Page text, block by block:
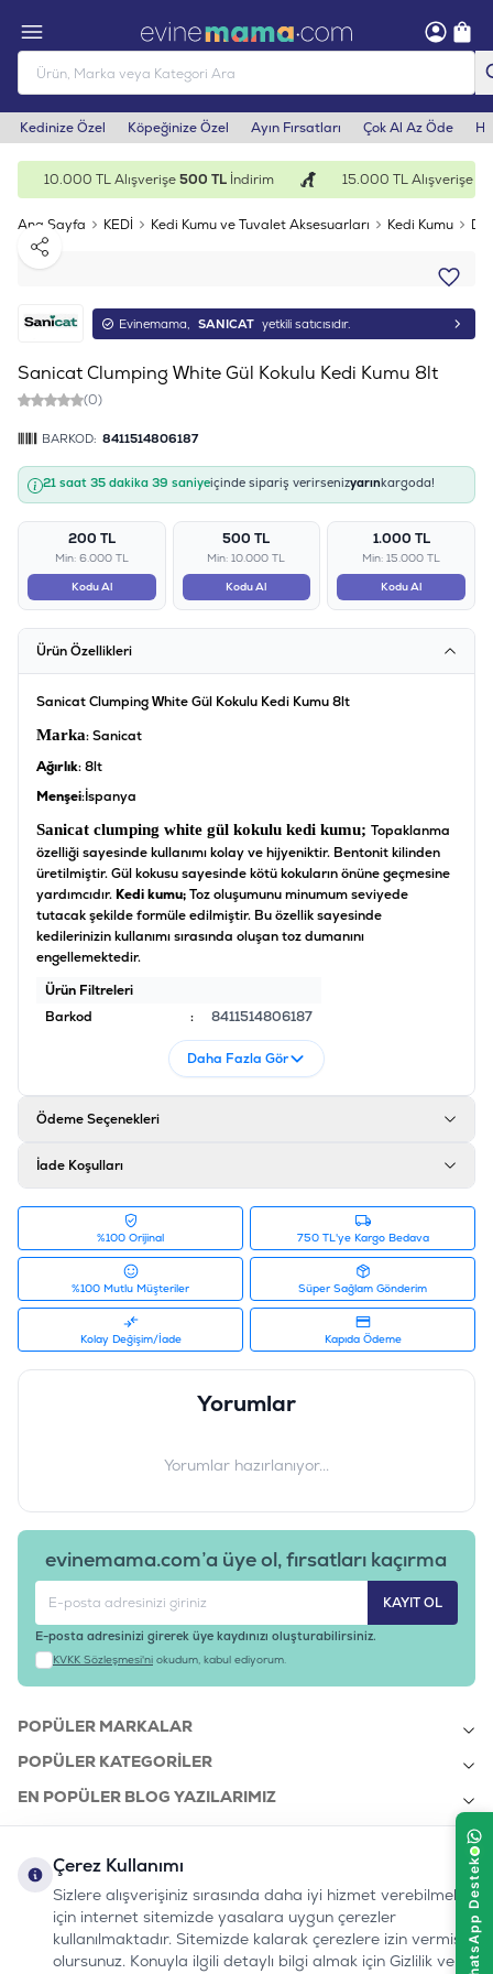
Kedinize Özel Köpeğinize Özel Ayın Fırsatları Çok Al Az Öde
10.000 TL Alışverişe500 TLİndirim 15.000 TL Alışverişe
Ana Sayfa KEDİ Kedi Kumu ve Tuvalet Aksesuarları Kedi Kumu
Paylaş
Evinemama, SANICAT yetkili satıcısıdır.
Sanicat Clumping White Gül Kokulu Kedi Kumu 8lt
(0)
BARKOD: 8411514806187
21 saat 35 dakika 39 saniyeiçinde sipariş verirsenizyarınkargoda!
200 TL
Min: 6.000 TL
Kodu Al
500 TL
Min: 10.000 TL
Kodu Al
1.000 TL
Min: 15.000 TL
Kodu Al
Ürün Özellikleri
Sanicat Clumping White Gül Kokulu Kedi Kumu 8lt
Marka: Sanicat
Ağırlık: 8lt
Menşei:İspanya
Sanicat clumping white gül kokulu kedi kumu; Topaklanma
özelliği sayesinde kullanımı kolay ve hijyeniktir. Bentonit kilinden
üretilmiştir. Gül kokusu sayesinde kötü kokuların önüne geçmesine
yardımcıdır. Kedi kumu;Toz oluşumunu minumum seviyede
tutacak şekilde formüle edilmiştir. Bu özellik sayesinde
kedilerinizin kullanımı sırasında oluşan toz dumanını
engellemektedir.
Ürün Filtreleri
Barkod
:
8411514806187
Tedarikçi Ürün Kodu
:
245-803314
Daha Fazla Gör
Ödeme Seçenekleri
İade Koşulları
%100 Orijinal 750 TL'ye Kargo Bedava
%100 Mutlu Müşteriler Süper Sağlam Gönderim
Kolay Değişim/İade Kapıda Ödeme
Yorumlar
Yorumlar hazırlanıyor...
evinemama.com’a üye ol, fırsatları kaçırma
KAYIT OL
E-posta adresinizi girerek üye kaydınızı oluşturabilirsiniz.
KVKK Sözleşmesi'ni okudum, kabul ediyorum.
POPÜLER MARKALAR
POPÜLER KATEGORILER
EN POPÜLER BLOG YAZILARIMIZ
KURUMSAL
bizi takip edin:
0232 7000 212
Çerez Kullanımı
Sizlere alışverişiniz sırasında daha iyi hizmet verebilmek
için internet sitemizde yasalara uygun çerezler
kullanılmaktadır. Sitemizde kalarak çerezlere izin vermiş
olursunuz. Konuyla ilgili detaylı bilgi almak için Gizlilik ve